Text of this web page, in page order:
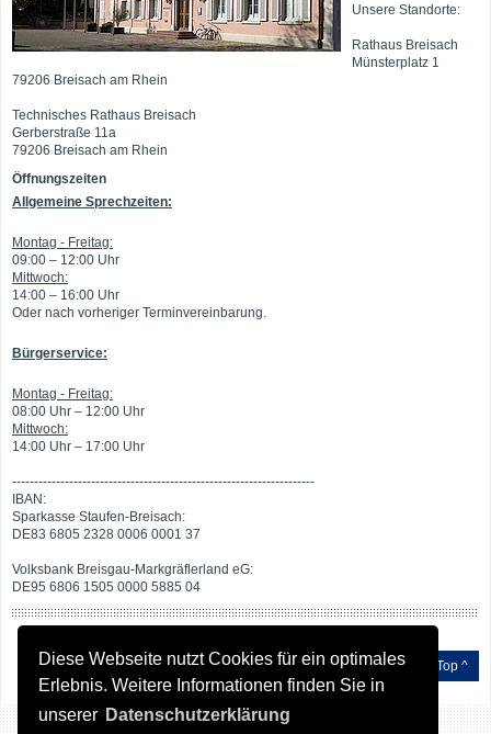
Diese Webseite nutzt Cookies für ein optimales
Erlebnis. Weitere Informationen finden Sie in
unserer Datenschutzerklärung
Unsere Standorte:
Rathaus Breisach
Münsterplatz 1
79206 Breisach am Rhein
Technisches Rathaus Breisach
Gerberstraße 11a
79206 Breisach am Rhein
Öffnungszeiten
Allgemeine Sprechzeiten:
Montag - Freitag:
09:00 – 12:00 Uhr
Mittwoch:
14:00 – 16:00 Uhr
Oder nach vorheriger Terminvereinbarung.
Bürgerservice:
Montag - Freitag:
08:00 Uhr – 12:00 Uhr
Mittwoch:
14:00 Uhr – 17:00 Uhr
---------------------------------------------------------------------
IBAN:
Sparkasse Staufen-Breisach:
DE83 6805 2328 0006 0001 37
Volksbank Breisgau-Markgräflerland eG:
DE95 6806 1505 0000 5885 04
Top ^